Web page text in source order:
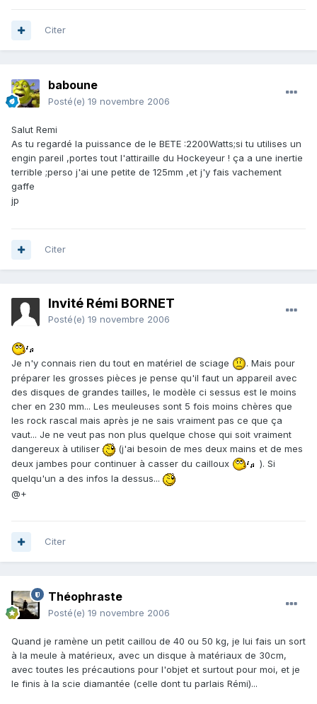
Citer
baboune
Posté(e) 19 novembre 2006
Salut Remi
As tu regardé la puissance de le BETE :2200Watts;si tu utilises un
engin pareil ,portes tout l'attiraille du Hockeyeur ! ça a une inertie
terrible ;perso j'ai une petite de 125mm ,et j'y fais vachement
gaffe
jp
Citer
Invité Rémi BORNET
Posté(e) 19 novembre 2006
Je n'y connais rien du tout en matériel de sciage
. Mais pour
préparer les grosses pièces je pense qu'il faut un appareil avec
des disques de grandes tailles, le modèle ci sessus est le moins
cher en 230 mm... Les meuleuses sont 5 fois moins chères que
les rock rascal mais après je ne sais vraiment pas ce que ça
vaut... Je ne veut pas non plus quelque chose qui soit vraiment
dangereux à utiliser
(j'ai besoin de mes deux mains et de mes
deux jambes pour continuer à casser du cailloux
). Si
quelqu'un a des infos la dessus...
@+
Citer
Théophraste
Posté(e) 19 novembre 2006
Quand je ramène un petit caillou de 40 ou 50 kg, je lui fais un sort
à la meule à matérieux, avec un disque à matériaux de 30cm,
avec toutes les précautions pour l'objet et surtout pour moi, et je
le finis à la scie diamantée (celle dont tu parlais Rémi)...